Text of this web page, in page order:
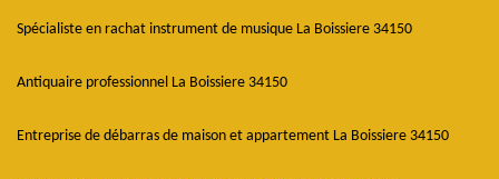
Spécialiste en rachat instrument de musique La Boissiere 34150
Antiquaire professionnel La Boissiere 34150
Entreprise de débarras de maison et appartement La Boissiere 34150